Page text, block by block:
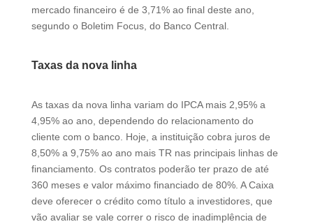
mercado financeiro é de 3,71% ao final deste ano,
segundo o Boletim Focus, do Banco Central.
Taxas da nova linha
As taxas da nova linha variam do IPCA mais 2,95% a
4,95% ao ano, dependendo do relacionamento do
cliente com o banco. Hoje, a instituição cobra juros de
8,50% a 9,75% ao ano mais TR nas principais linhas de
financiamento. Os contratos poderão ter prazo de até
360 meses e valor máximo financiado de 80%. A Caixa
deve oferecer o crédito como título a investidores, que
vão avaliar se vale correr o risco de inadimplência de